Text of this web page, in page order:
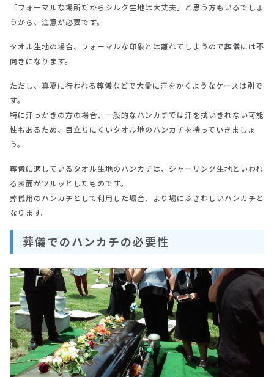
「フォーマルな場所だからシルク生地は大丈夫」と思う方もいるでしょ
うから、注意が必要です。
タオル生地の場合、フォーマルな印象とは離れてしまうので葬儀には不
向きになります。
ただし、真夏に行われる葬儀などで大量に汗をかくようなケースは別で
す。
特に汗っかきの方の場合、一般的なハンカチでは汗を拭いきれない可能
性もあるため、目立ちにくいタオル地のハンカチを持っていきましょ
う。
葬儀に適しているタオル生地のハンカチは、シャーリング生地といわれ
る表面がツルッとしたものです。
葬儀用のハンカチとして利用した場合、より場にふさわしいハンカチと
なります。
葬儀でのハンカチの必要性